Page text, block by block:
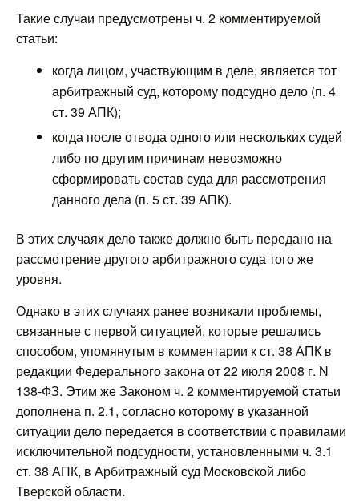
Такие случаи предусмотрены ч. 2 комментируемой
статьи:
когда лицом, участвующим в деле, является тот
арбитражный суд, которому подсудно дело (п. 4
ст. 39 АПК);
когда после отвода одного или нескольких судей
либо по другим причинам невозможно
сформировать состав суда для рассмотрения
данного дела (п. 5 ст. 39 АПК).
В этих случаях дело также должно быть передано на
рассмотрение другого арбитражного суда того же
уровня.
Однако в этих случаях ранее возникали проблемы,
связанные с первой ситуацией, которые решались
способом, упомянутым в комментарии к ст. 38 АПК в
редакции Федерального закона от 22 июля 2008 г. N
138-ФЗ. Этим же Законом ч. 2 комментируемой статьи
дополнена п. 2.1, согласно которому в указанной
ситуации дело передается в соответствии с правилами
исключительной подсудности, установленными ч. 3.1
ст. 38 АПК, в Арбитражный суд Московской либо
Тверской области.